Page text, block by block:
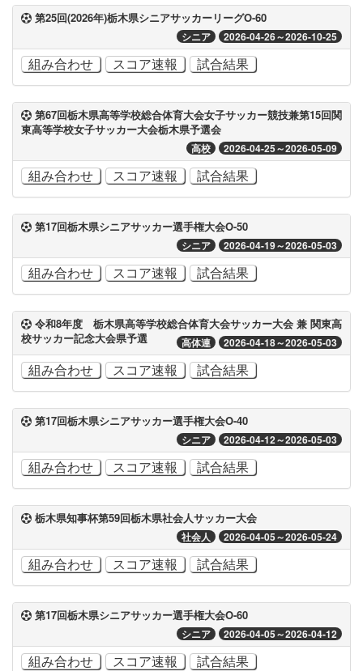
第25回(2026年)栃木県シニアサッカーリーグO-60
シニア 2026-04-26～2026-10-25
組み合わせ スコア速報 試合結果
第67回栃木県高等学校総合体育大会女子サッカー競技兼第15回関
東高等学校女子サッカー大会栃木県予選会
高校 2026-04-25～2026-05-09
組み合わせ スコア速報 試合結果
第17回栃木県シニアサッカー選手権大会O-50
シニア 2026-04-19～2026-05-03
組み合わせ スコア速報 試合結果
令和8年度 栃木県高等学校総合体育大会サッカー大会 兼 関東高
校サッカー記念大会県予選
高体連 2026-04-18～2026-05-03
組み合わせ スコア速報 試合結果
第17回栃木県シニアサッカー選手権大会O-40
シニア 2026-04-12～2026-05-03
組み合わせ スコア速報 試合結果
栃木県知事杯第59回栃木県社会人サッカー大会
社会人 2026-04-05～2026-05-24
組み合わせ スコア速報 試合結果
第17回栃木県シニアサッカー選手権大会O-60
シニア 2026-04-05～2026-04-12
組み合わせ スコア速報 試合結果